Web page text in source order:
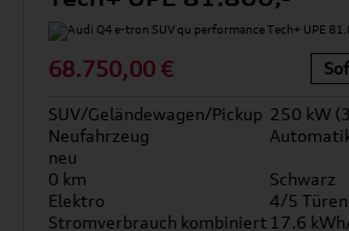
68.750,00 €
SUV/Geländewagen/Pickup 250 kW
Neufahrzeug
neu
0 km
Schwarz
Elektro
4/5 Türen
Stromverbrauch kombiniert 17.6